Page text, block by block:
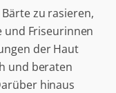
zu rasieren,
und Friseurinnen
der Haut
und beraten
hinaus